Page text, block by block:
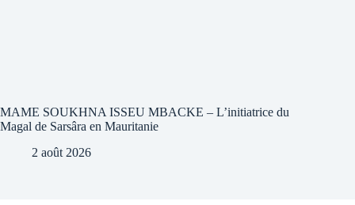
MAME SOUKHNA ISSEU MBACKE – L’initiatrice du
Magal de Sarsâra en Mauritanie
2 août 2026